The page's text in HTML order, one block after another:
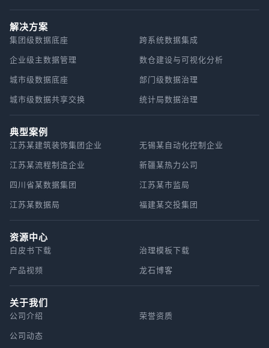
解决方案
集团级数据底座
跨系统数据集成
企业级主数据管理
数仓建设与可视化分析
城市级数据底座
部门级数据治理
城市级数据共享交换
统计局数据治理
典型案例
江苏某建筑装饰集团企业
无锡某自动化控制企业
江苏某流程制造企业
新疆某热力公司
四川省某数据集团
江苏某市监局
江苏某数据局
福建某交投集团
资源中心
白皮书下载
治理模板下载
产品视频
龙石博客
关于我们
公司介绍
荣誉资质
公司动态